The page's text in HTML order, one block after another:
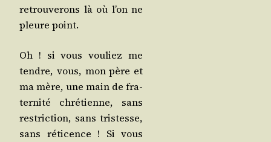
retrou­ve­rons là où l’on ne
pleure point.
Oh ! si vous vou­liez me
tendre, vous, mon père et
ma mère, une main de fra­
ter­ni­té chré­tienne, sans
res­tric­tion, sans tris­tesse,
sans réti­cence ! Si vous